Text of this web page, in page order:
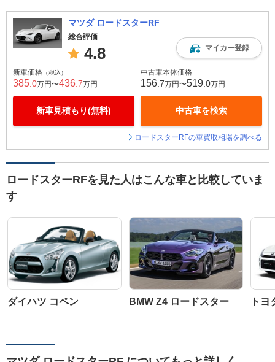
マツダ ロードスターRF
総合評価
4.8 マイカー登録
新車価格 （税込）
385 .0万円〜436 .7万円
新車見積もり(無料)
中古車本体価格
156 .7万円〜519 .0万円
中古車を検索
ロードスターRFの車買取相場を調べる
ロードスターRFを見た人はこんな車と比較していま
す
ダイハツ コペン BMW Z4 ロードスター トヨ